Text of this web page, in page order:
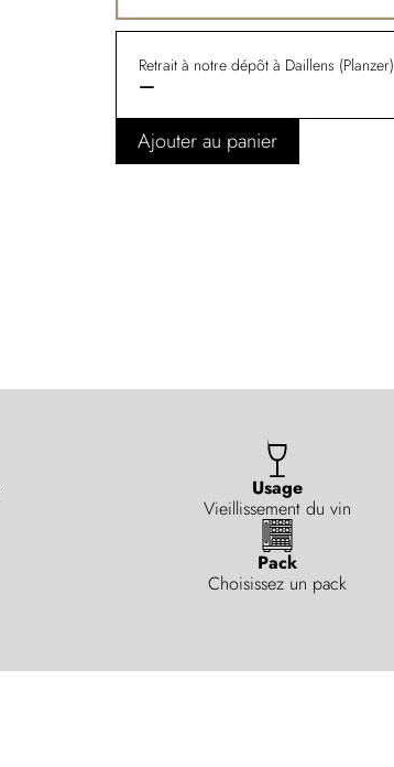
Retrait à notre dépôt à Daillens (Planzer)
—
Ajouter au panier
Usage
Vieillissement du vin
Pack
Choisissez un pack